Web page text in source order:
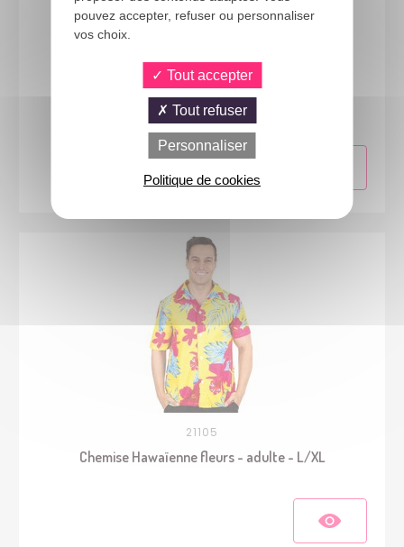
24468
Chemise palmiers - adulte - S/M
21105
Chemise Hawaïenne fleurs - adulte - L/XL
pouvez accepter, refuser ou personnaliser
vos choix.
Tout accepter
Tout refuser
Personnaliser
Politique de cookies